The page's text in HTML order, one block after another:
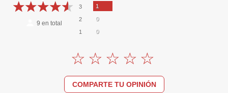
9 en total
3 1
2 0
1 0
COMPARTE TU OPINIÓN